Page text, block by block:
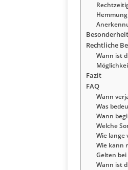
Rechtliche
Wann ist
Fazit
FAQ
Wann
Was
Wann
Welche
Wie lange
Wie kann
Gelten
Wann ist